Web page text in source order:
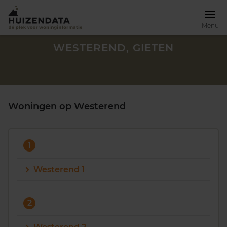
Menu
Zoek een woning
WESTEREND, GIETEN
Woningen op Westerend
1
Westerend 1
2